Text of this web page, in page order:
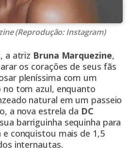
(Reprodução: Instagram)
a atriz Bruna Marquezine,
os corações de seus fãs
pleníssima com um
tom azul, enquanto
natural em um passeio
a nova estrela da DC
barriguinha sequinha para
e conquistou mais de 1,5
internautas.